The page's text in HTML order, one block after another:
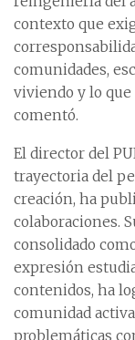
contexto que
comunidades,
viviendo y lo
comentó.
El director del
trayectoria del
creación, ha
colaboraciones.
consolidado
expresión
contenidos, ha
comunidad
problemáticas